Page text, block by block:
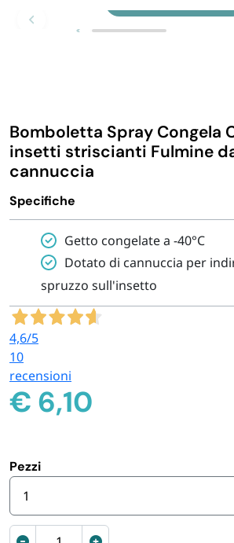
GIARDINO E ARREDO PER
CASA E PERSONA
PERSONA E MEDICALI
AVVOLGENTI E CONTENITORI
PARTY
Personalizzazione Monouso
Zoom
Bomboletta Spray Congela
insetti striscianti Fulmine
cannuccia
Specifiche
Getto congelate a -40°C
Dotato di cannuccia per
spruzzo sull'insetto
4,6/5
10
recensioni
€ 6,10
Pezzi
1
Spray